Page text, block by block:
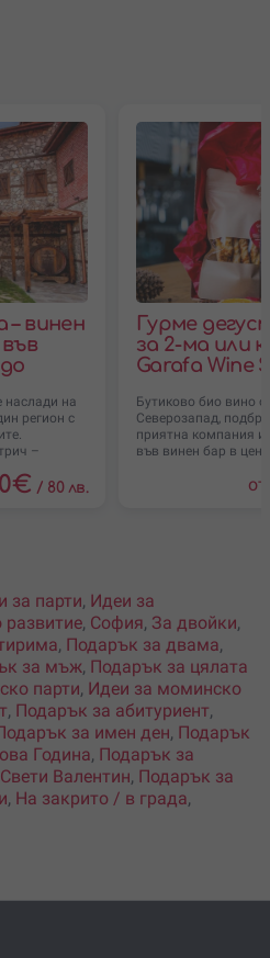
– винен
наслади на
регион с
–
€ / 80 лв.
Гурме
за 2-ма или
Garafa Wine
Бутиково био вино
Северозапад,
приятна компания
във винен бар в
от
за парти, Идеи за
развитие, София, За двойки,
, Подарък за двама,
за мъж, Подарък за цялата
парти, Идеи за моминско
, Подарък за абитуриент,
за имен ден, Подарък
Година, Подарък за
Валентин, Подарък за
, На закрито / в града,